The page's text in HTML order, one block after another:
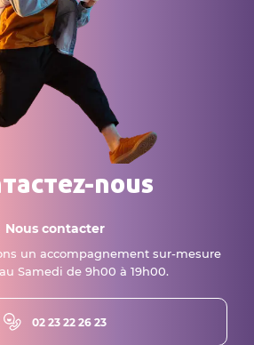
nous
Nous contacter
un accompagnement sur-mesure
Samedi de 9h00 à 19h00.
02 23 22 26 23